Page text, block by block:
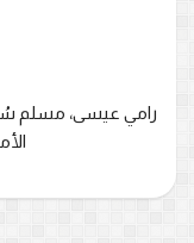
رامي عيسى، مسلم